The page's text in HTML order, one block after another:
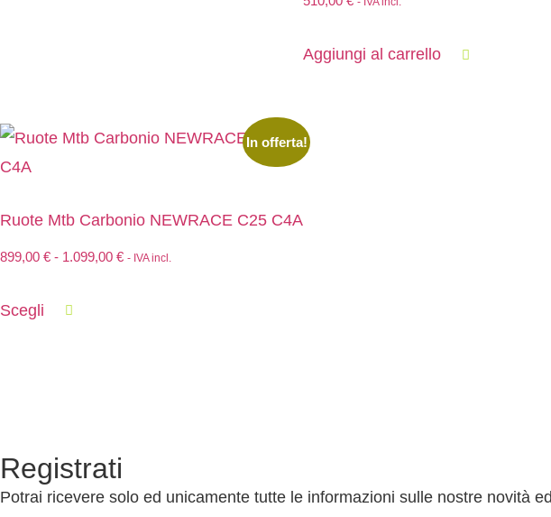
Aggiungi al carrello
In offerta!
Ruote Mtb Carbonio NEWRACE C25 C4A
899,00 € - 1.099,00 € - IVA incl.
Scegli
Registrati
Potrai ricevere solo ed unicamente tutte le informazioni sulle nostre novità